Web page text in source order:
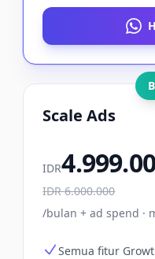
Scale Ads
IDR
IDR6.000.000
/bulan + ad spend ·
Semua fitur